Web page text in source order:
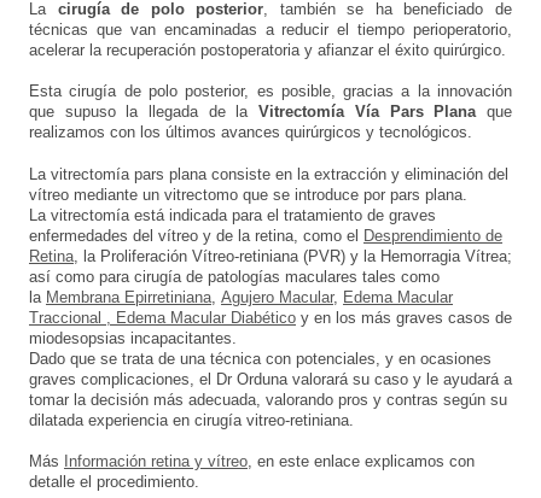
La cirugía de polo posterior, también se ha beneficiado de
técnicas que van encaminadas a reducir el tiempo perioperatorio,
acelerar la recuperación postoperatoria y afianzar el éxito quirúrgico.
Esta cirugía de polo posterior, es posible, gracias a la innovación
que supuso la llegada de laVitrectomía Vía Pars Planaque
realizamos con los últimos avances quirúrgicos y tecnológicos.
La vitrectomía pars plana consiste en la extracción y eliminación del
vítreo mediante un vitrectomo que se introduce por pars plana.
La vitrectomía está indicada para el tratamiento de graves
enfermedades del vítreo y de la retina, como el
Desprendimiento de
Retina, la Proliferación Vítreo-retiniana (PVR) y la Hemorragia Vítrea;
así como para cirugía de patologías maculares tales como
la Membrana Epirretiniana, Agujero Macular, Edema Macular
Traccional , Edema Macular Diabético y en los más graves casos de
miodesopsias incapacitantes.
Dado que se trata de una técnica con potenciales, y en ocasiones
graves complicaciones, el Dr Orduna valorará su caso y le ayudará a
tomar la decisión más adecuada, valorando pros y contras según su
dilatada experiencia en cirugía vitreo-retiniana.
Más Información retina y vítreo, en este enlace explicamos con
detalle el procedimiento.